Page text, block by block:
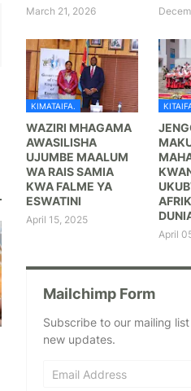
March 21, 2026
KIMATAIFA.
WAZIRI MHAGAMA
AWASILISHA
UJUMBE MAALUM
WA RAIS SAMIA
KWA FALME YA
ESWATINI
April 15, 2025
April
Mailchimp Form
Subscribe to our mailing
new updates.